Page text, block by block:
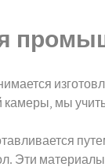
мы
Эти